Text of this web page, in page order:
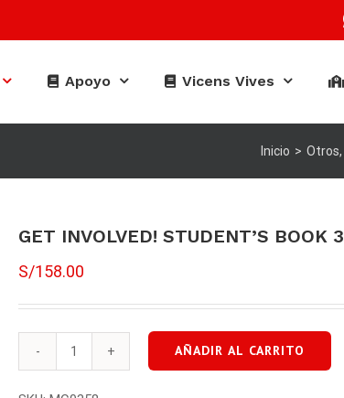
Apoyo Vicens Vives
Inicio > Otros,
GET INVOLVED! STUDENT’S BOOK 3
S/158.00
GET
AÑADIR AL CARRITO